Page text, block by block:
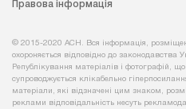
Правова інформація
© 2015-2020 АСН. Вся інформація,
охороняється відповідно до законодавства
Републікування матеріалів і фотографій,
супроводжується клікабельно
матеріали, які відзначені цим знаком,
реклами відповідальність несуть